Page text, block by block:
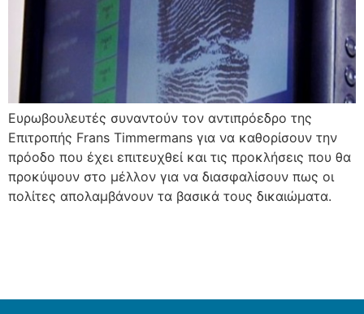
Ευρωβουλευτές συναντούν τον αντιπρόεδρο της
Επιτροπής Frans Timmermans για να καθορίσουν την
πρόοδο που έχει επιτευχθεί και τις προκλήσεις που θα
προκύψουν στο μέλλον για να διασφαλίσουν πως οι
πολίτες απολαμβάνουν τα βασικά τους δικαιώματα.